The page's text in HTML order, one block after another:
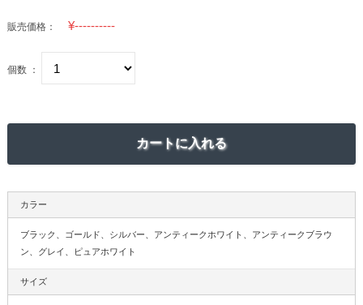
販売価格：
個数 ：
カラー
ブラック、ゴールド、シルバー、アンティークホワイト、アンティークブラウ
ン、グレイ、ピュアホワイト
サイズ